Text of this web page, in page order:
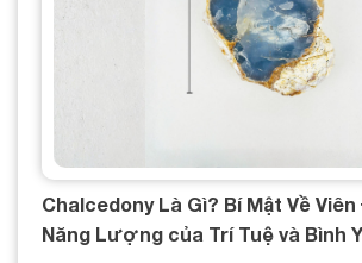
Chalcedony Là Gì? Bí Mật Về
Năng Lượng của Trí Tuệ và Bình